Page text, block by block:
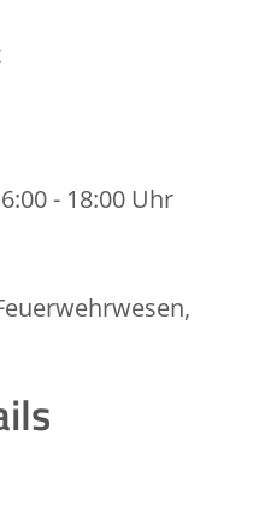
- 18:00 Uhr